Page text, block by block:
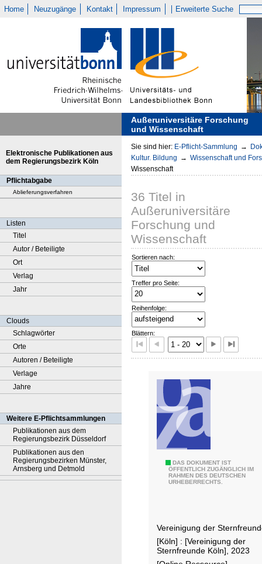
Home Neuzugänge Kontakt Impressum Erweiterte Suche
Außeruniversitäre Forschung
und Wissenschaft
Elektronische Publikationen aus
dem Regierungsbezirk Köln
Pflichtabgabe
Ablieferungsverfahren
Listen
Titel
Autor / Beteiligte
Ort
Verlag
Jahr
Clouds
Schlagwörter
Orte
Autoren / Beteiligte
Verlage
Jahre
Weitere E-Pflichtsammlungen
Publikationen aus dem
Regierungsbezirk Düsseldorf
Publikationen aus den
Regierungsbezirken Münster,
Arnsberg und Detmold
Sie sind hier: E-Pflicht-Sammlung →
Kultur. Bildung → Wissenschaft und
Wissenschaft
36 Titel in
Außeruniversitäre
Forschung und
Wissenschaft
Sortieren nach:
Treffer pro Seite:
Reihenfolge:
Blättern:
DAS DOKUMENT IST
ÖFFENTLICH ZUGÄNGLICH IM
RAHMEN DES DEUTSCHEN
URHEBERRECHTS.
h
r
e
Vereinigung der
[Köln] : [Vereinigung der
Sternfreunde Köln], 2023